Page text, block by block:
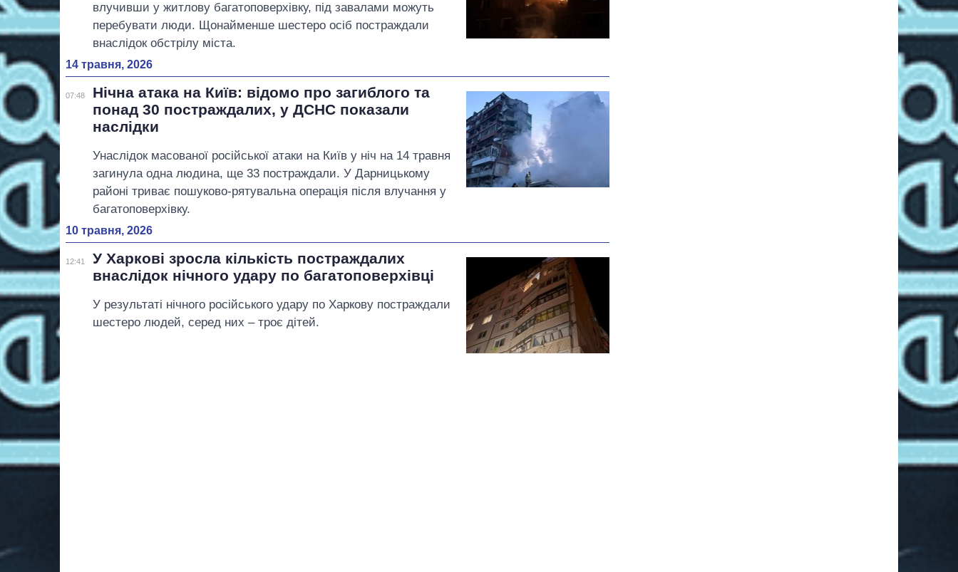
влучивши у житлову багатоповерхівку, під завалами можуть
перебувати люди. Щонайменше шестеро осіб постраждали
внаслідок обстрілу міста.
14 травня, 2026
07:48
Нічна атака на Київ: відомо про загиблого та
понад 30 постраждалих, у ДСНС показали
наслідки
Унаслідок масованої російської атаки на Київ у ніч на 14 травня
загинула одна людина, ще 33 постраждали. У Дарницькому
районі триває пошуково-рятувальна операція після влучання у
багатоповерхівку.
10 травня, 2026
12:41
У Харкові зросла кількість постраждалих
внаслідок нічного удару по багатоповерхівці
У результаті нічного російського удару по Харкову постраждали
шестеро людей, серед них – троє дітей.